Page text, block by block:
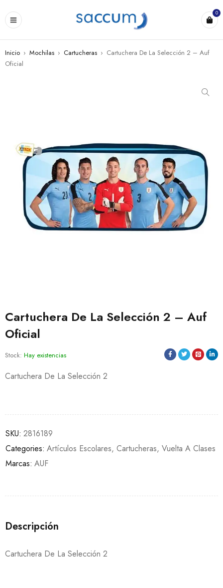
0
Inicio › Mochilas › Cartucheras › Cartuchera De La Selección 2 – Auf
Oficial
Cartuchera De La Selección 2 – Auf
Oficial
Stock: Hay existencias
Cartuchera De La Selección 2
SKU: 2816189
Categories: Artículos Escolares, Cartucheras, Vuelta A Clases
Marcas: AUF
Descripción
Cartuchera De La Selección 2